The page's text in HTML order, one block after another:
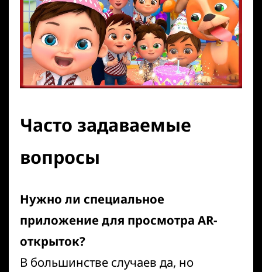
Часто задаваемые
вопросы
Нужно ли специальное
приложение для просмотра AR-
открыток?
В большинстве случаев да, но